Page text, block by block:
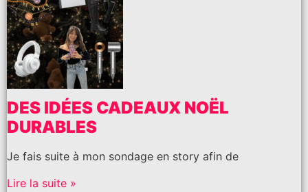
DES IDÉES CADEAUX NOËL
DURABLES
Je fais suite à mon sondage en story afin de
Lire la suite »